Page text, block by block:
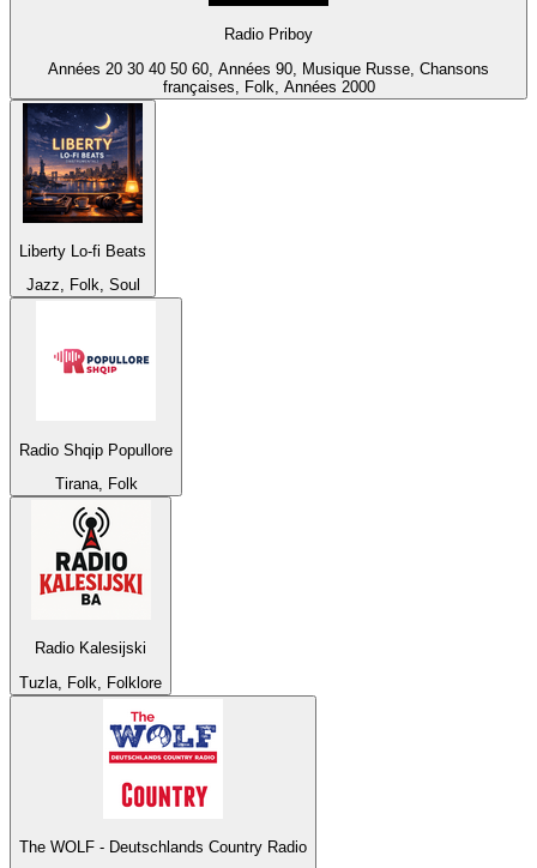
Radio Priboy
Années 20 30 40 50 60, Années 90, Musique Russe, Chansons
françaises, Folk, Années 2000
Liberty Lo-fi Beats
Jazz, Folk, Soul
Radio Shqip Popullore
Tirana, Folk
Radio Kalesijski
Tuzla, Folk, Folklore
The WOLF - Deutschlands Country Radio